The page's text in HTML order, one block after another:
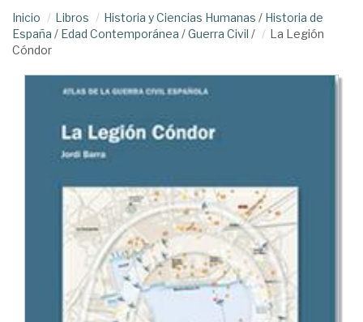
Inicio Libros Historia y Ciencias Humanas / Historia de
España / Edad Contemporánea /Guerra Civil /
La Legión
Cóndor